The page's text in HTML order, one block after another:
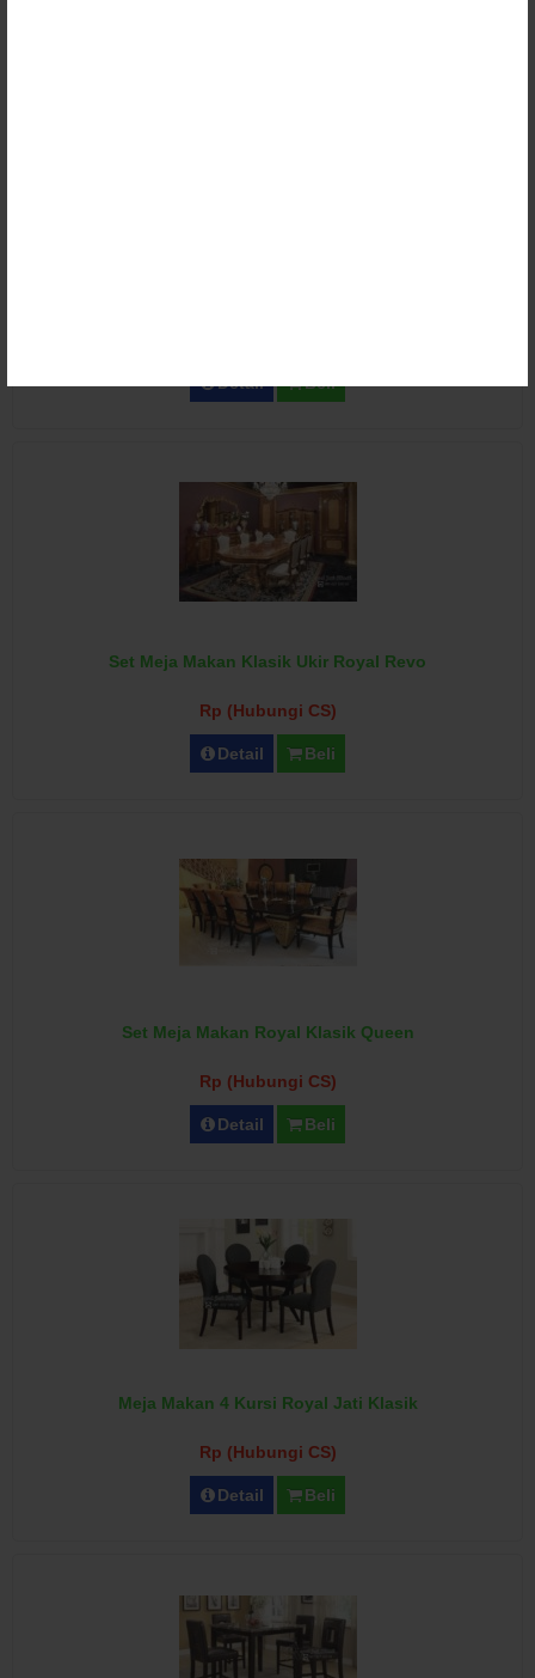
Detail Beli
Set Meja Makan Klasik Ukir Royal Revo
Rp (Hubungi CS)
Detail Beli
Set Meja Makan Royal Klasik Queen
Rp (Hubungi CS)
Detail Beli
Meja Makan 4 Kursi Royal Jati Klasik
Rp (Hubungi CS)
Detail Beli